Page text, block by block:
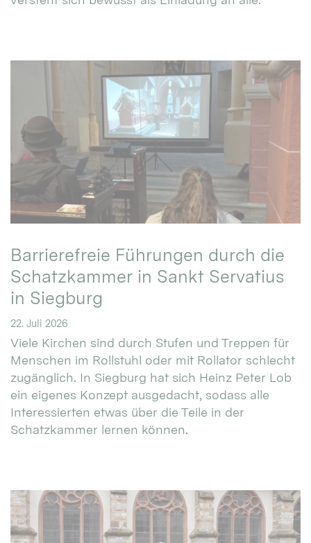
Barrierefreie Führungen durch die
Schatzkammer in Sankt Servatius
in Siegburg
22. Juli 2026
Viele Kirchen sind durch Stufen und Treppen für
Menschen im Rollstuhl oder mit Rollator schlecht
zugänglich. In Siegburg hat sich Heinz Peter Lob
ein eigenes Konzept ausgedacht, sodass alle
Interessierten etwas über die Teile in der
Schatzkammer lernen können.